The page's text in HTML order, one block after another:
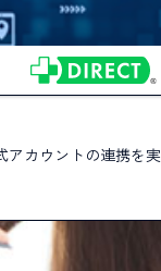
アカウントの連携を